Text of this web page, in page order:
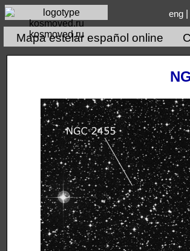
kosmoved.ru
eng|
Mapa estelar español online